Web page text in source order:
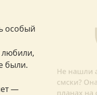
особый
любили,
были.
—